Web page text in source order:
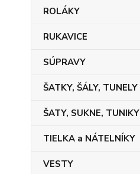
ROLÁKY
RUKAVICE
SÚPRAVY
ŠATKY, ŠÁLY, TUNELY
ŠATY, SUKNE, TUNIKY
TIELKA a NÁTELNÍKY
VESTY